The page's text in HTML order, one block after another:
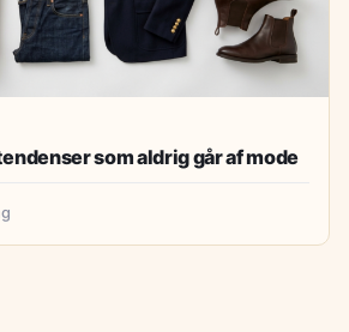
som aldrig går af mode